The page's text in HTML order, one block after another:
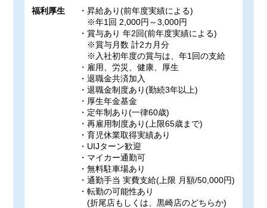
福利厚生
・昇給あり(前年度実績による)
※年1回 2,000円～3,000円
・賞与あり 年2回(前年度実績による)
※賞与月数 計2カ月分
※入社初年度の賞与は、年1回の支給
・雇用、労災、健康、厚生
・退職金共済加入
・退職金制度あり(勤続3年以上)
・厚生年金基金
・定年制あり(一律60歳)
・再雇用制度あり(上限65歳まで)
・育児休業取得実績あり
・UIJターン歓迎
・マイカー通勤可
・無料駐車場あり
・通勤手当 実費支給(上限 月額/50,000円)
・転勤の可能性あり
(折尾店もしくは、黒崎店のどちらか)